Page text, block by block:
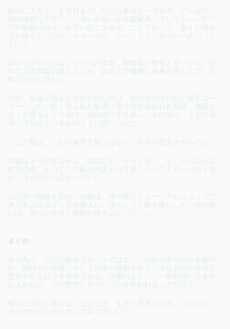
船内に入ると、まず目を引いたのは豪華な一等客室。アールデコ
調の優雅なデザイン、深い色合いの木製家具、そしてシャンデリ
アが船旅のロマンを思い起こさせる。ここでかつて、多くの著名
人が旅をしたのだ。チャールズ・チャップリンもその一人だった
という。
続いて訪れたのは、かつての食堂。銀食器が整然と並べられ、往
年の上流階級の旅人たちが、波の上で優雅に食事を楽しんでいた
様子が目に浮かぶ。
だが、佐藤が最も心を打たれたのは、戦時中の氷川丸の展示コー
ナーだった。白く塗られた船体に赤十字が描かれた写真。幾度と
なく空襲をくぐり抜け、奇跡的に生き残ったその姿は、まるで運
命に守られているかのように感じられた。
「この船は、ただの豪華客船ではない。日本の歴史そのものだ」
佐藤はそう呟きながら、最後にデッキへと出た。そこから広がる
横浜の港。かつてこの船が何度も行き来したシアトルへと続く海
が、今も静かに広がっていた。
心に深い感銘を受けた佐藤は、帰り際にミュージアムショップで
氷川丸の記念グッズを購入し、ゆっくりと船を後にした。彼の胸
には、新たな敬意と感動が湧き上がっていた。
まとめ
氷川丸は、ただの観光スポットではない。戦前の華やかな客船時
代、戦時中の苦難、そして戦後の復興を経て、今なおその壮大な
歴史を伝え続ける存在である。佐藤のように、一歩船内に足を踏
み入れれば、その歴史とロマンに心を奪われることだろう。
横浜に訪れた際には、ぜひこの「生きた歴史の証人」に出会い、
その時代の息吹を感じてみてほしい！